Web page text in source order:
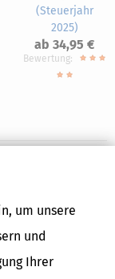
um unsere
und
Ihrer
(Steuerjahr
2025)
ab 34,95 €
Bewertung: